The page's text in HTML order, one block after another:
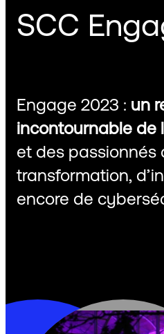
Projets
Services
Contact
SCC
Engage 2023 : un
incontournable de
et des passionnés
transformation,
encore de